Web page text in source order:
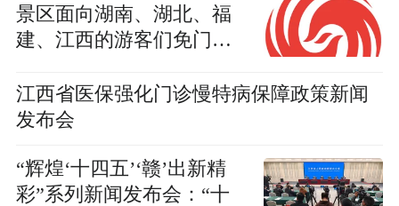
景区面向湖南、湖北、福
建、江西的游客们免门
江西省医保强化门诊慢特病保障政策新闻
发布会
“辉煌‘十四五’‘赣’出新精
彩”系列新闻发布会：“十